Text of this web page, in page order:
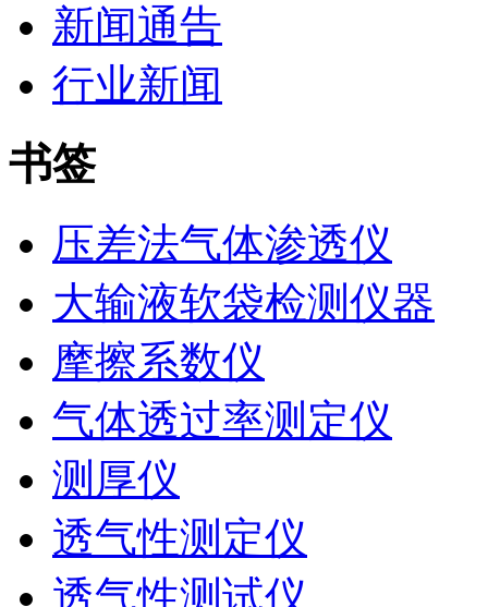
新闻通告
行业新闻
书签
压差法气体渗透仪
大输液软袋检测仪器
摩擦系数仪
气体透过率测定仪
测厚仪
透气性测定仪
透气性测试仪